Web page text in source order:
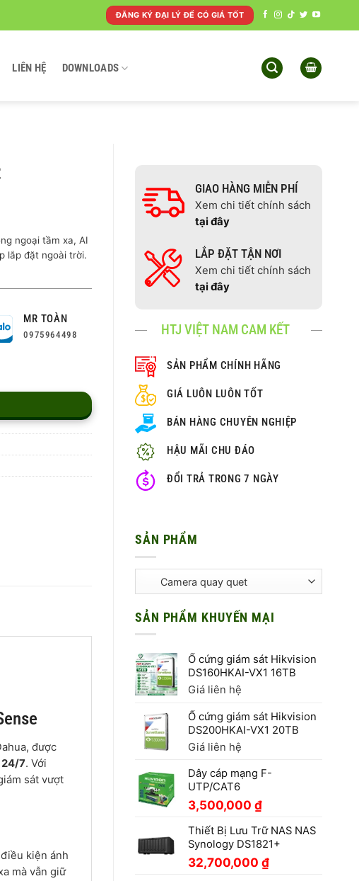
ĐĂNG KÝ ĐẠI LÝ ĐỂ CÓ GIÁ TỐT
LIÊN HỆ DOWNLOADS
GIAO HÀNG MIỄN PHÍ
Xem chi tiết chính sách
tại đây
LẮP ĐẶT TẬN NƠI
Xem chi tiết chính sách
tại đây
HTJ VIỆT NAM CAM KẾT
SẢN PHẨM CHÍNH HÃNG
GIÁ LUÔN LUÔN TỐT
BÁN HÀNG CHUYÊN NGHIỆP
HẬU MÃI CHU ĐÁO
ĐỔI TRẢ TRONG 7 NGÀY
SẢN PHẨM
SẢN PHẨM KHUYẾN MẠI
Ổ cứng giám sát Hikvision
DS160HKAI-VX1 16TB
Giá liên hệ
Ổ cứng giám sát Hikvision
DS200HKAI-VX1 20TB
Giá liên hệ
Dây cáp mạng F-
UTP/CAT6
3,500,000 ₫
Thiết Bị Lưu Trữ NAS NAS
Synology DS1821+
32,700,000 ₫
ngoại tầm xa, AI
lắp đặt ngoài trời.
MR TOÀN
0975964498
được
24/7. Với
sát vượt
kiện ánh
mà vẫn giữ